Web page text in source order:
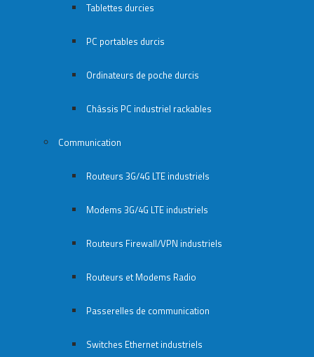
Tablettes durcies
PC portables durcis
Ordinateurs de poche durcis
Châssis PC industriel rackables​
Communication
Routeurs 3G/4G LTE industriels
Modems 3G/4G LTE industriels
Routeurs Firewall/VPN industriels
Routeurs et Modems Radio
Passerelles de communication
Switches Ethernet industriels